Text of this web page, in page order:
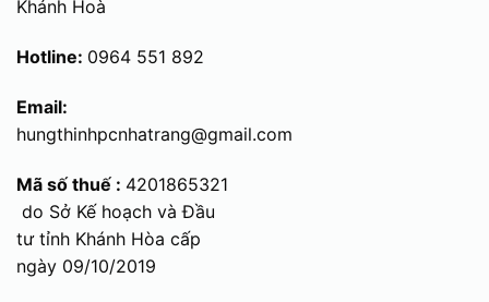
Khánh Hoà
Hotline: 0964 551 892
Email:
hungthinhpcnhatrang@gmail.com
Mã số thuế : 4201865321
do Sở Kế hoạch và Đầu
tư tỉnh Khánh Hòa cấp
ngày 09/10/2019